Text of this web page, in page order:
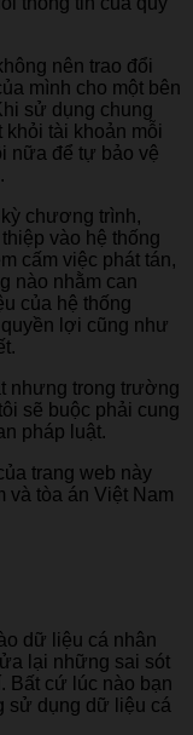
nên trao đổi
mình cho một bên
sử dụng chung
tài khoản mỗi
nữa để tự bảo vệ
chương trình,
vào hệ thống
cấm việc phát tán,
nào nhằm can
của hệ thống
lợi cũng như
nhưng trong trường
sẽ buộc phải cung
pháp luật.
trang web này
và tòa án Việt Nam
dữ liệu cá nhân
lại những sai sót
Bất cứ lúc nào bạn
sử dụng dữ liệu cá